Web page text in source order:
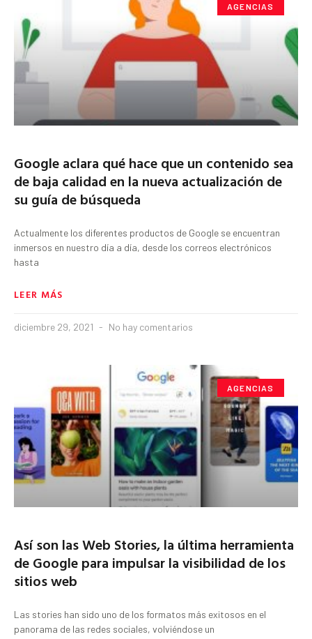
AGENCIAS
Google aclara qué hace que un contenido sea
de baja calidad en la nueva actualización de
su guía de búsqueda
Actualmente los diferentes productos de Google se encuentran
inmersos en nuestro día a día, desde los correos electrónicos
hasta
LEER MÁS
diciembre 29, 2021 No hay comentarios
AGENCIAS
Así son las Web Stories, la última herramienta
de Google para impulsar la visibilidad de los
sitios web
Las stories han sido uno de los formatos más exitosos en el
panorama de las redes sociales, volviéndose un